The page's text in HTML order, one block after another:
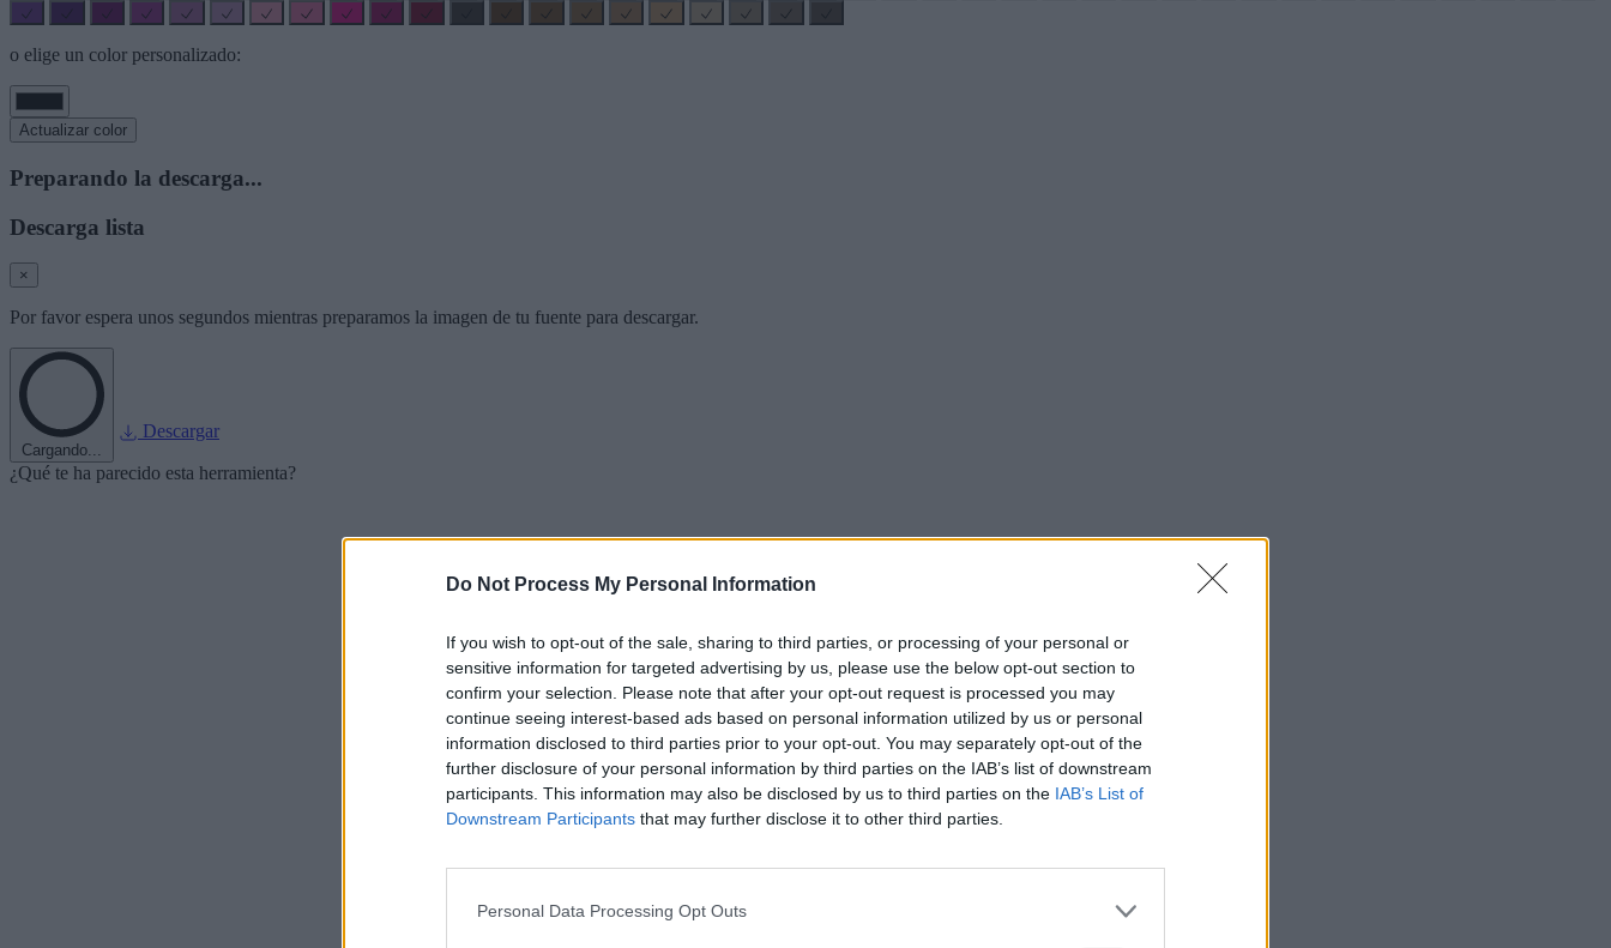
Do Not Process My Personal Information
If you wish to opt-out of the sale, sharing to third parties, or processing of your personal or
sensitive information for targeted advertising by us, please use the below opt-out section to
confirm your selection. Please note that after your opt-out request is processed you may
continue seeing interest-based ads based on personal information utilized by us or personal
information disclosed to third parties prior to your opt-out. You may separately opt-out of the
further disclosure of your personal information by third parties on the IAB’s list of downstream
participants. This information may also be disclosed by us to third parties on the IAB’s List of
Downstream Participants that may further disclose it to other third parties.
Personal Data Processing Opt Outs
o elige un color personalizado:
Actualizar color
Preparando la descarga...
Descarga lista
×
Por favor espera unos segundos mientras preparamos la imagen de tu fuente para descargar.
Cargando...
Descargar
¿Qué te ha parecido esta herramienta?